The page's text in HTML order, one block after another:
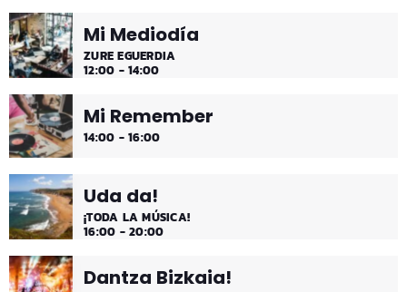
Mi Mediodía
ZURE EGUERDIA
12:00 - 14:00
Mi Remember
14:00 - 16:00
Uda da!
¡TODA LA MÚSICA!
16:00 - 20:00
Dantza Bizkaia!